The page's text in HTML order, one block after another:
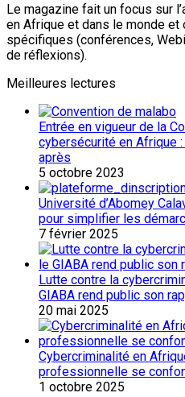
Le magazine fait un focus sur
en Afrique et dans le monde
spécifiques (conférences,
de réflexions).
Meilleures lectures
Entrée en vigueur de la
cybersécurité en Afrique
après
5 octobre 2023
Université d’Abomey
pour simplifier les
7 février 2025
Lutte contre la
GIABA rend public son
20 mai 2025
Cybercriminalité en
professionnelle se
1 octobre 2025